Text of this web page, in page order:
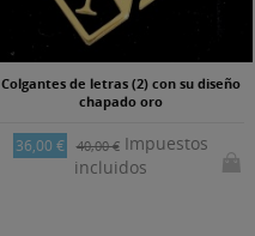
Colgantes de letras (2) con su diseño
chapado oro
36,00 € 40,00 €Impuestos
incluidos